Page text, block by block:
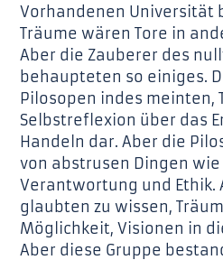
Vorhandenen Universität
Träume wären Tore in
Aber die Zauberer des
behaupteten so einiges.
Pilosopen indes meinten,
Selbstreflexion über das
Handeln dar. Aber die
von abstrusen Dingen wie
Verantwortung und Ethik.
glaubten zu wissen,
Möglichkeit, Visionen in
Aber diese Gruppe